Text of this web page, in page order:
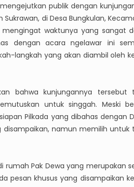
publik dengan
di Desa Bungkulan,
waktunya yang sangat
dengan acara ngelawar ini
langkah yang akan diambil oleh
bahwa kunjungannya tersebut
untuk singgah. Meski
Pilkada yang dibahas dengan
disampaikan, namun memilih untuk
rumah Pak Dewa yang merupakan
pesan khusus yang disampaikan